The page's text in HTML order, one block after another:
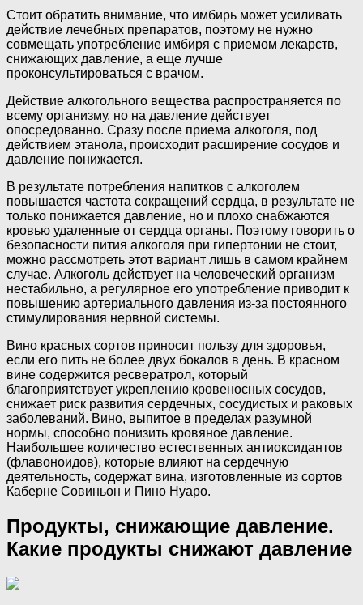
Стоит обратить внимание, что имбирь может усиливать
действие лечебных препаратов, поэтому не нужно
совмещать употребление имбиря с приемом лекарств,
снижающих давление, а еще лучше
проконсультироваться с врачом.
Действие алкогольного вещества распространяется по
всему организму, но на давление действует
опосредованно. Сразу после приема алкоголя, под
действием этанола, происходит расширение сосудов и
давление понижается.
В результате потребления напитков с алкоголем
повышается частота сокращений сердца, в результате не
только понижается давление, но и плохо снабжаются
кровью удаленные от сердца органы. Поэтому говорить о
безопасности пития алкоголя при гипертонии не стоит,
можно рассмотреть этот вариант лишь в самом крайнем
случае. Алкоголь действует на человеческий организм
нестабильно, а регулярное его употребление приводит к
повышению артериального давления из-за постоянного
стимулирования нервной системы.
Вино красных сортов приносит пользу для здоровья,
если его пить не более двух бокалов в день. В красном
вине содержится ресвератрол, который
благоприятствует укреплению кровеносных сосудов,
снижает риск развития сердечных, сосудистых и раковых
заболеваний. Вино, выпитое в пределах разумной
нормы, способно понизить кровяное давление.
Наибольшее количество естественных антиоксидантов
(флавоноидов), которые влияют на сердечную
деятельность, содержат вина, изготовленные из сортов
Каберне Совиньон и Пино Нуаро.
Продукты, снижающие давление.
Какие продукты снижают давление